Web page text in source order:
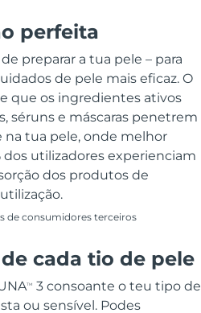
perfeita
preparar a tua pele – para
de pele mais eficaz. O
que os ingredientes ativos
séruns e máscaras penetrem
tua pele, onde melhor
dos utilizadores experienciam
dos produtos de
de consumidores terceiros
cada tio de pele
TM
3 consoante o teu tipo de
ou sensível. Podes